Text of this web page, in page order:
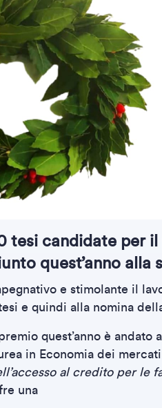
tesi candidate per
quest’anno alla
e stimolante il
e quindi alla nomina
premio quest’anno è andato a
in Economia dei
al credito per le
una